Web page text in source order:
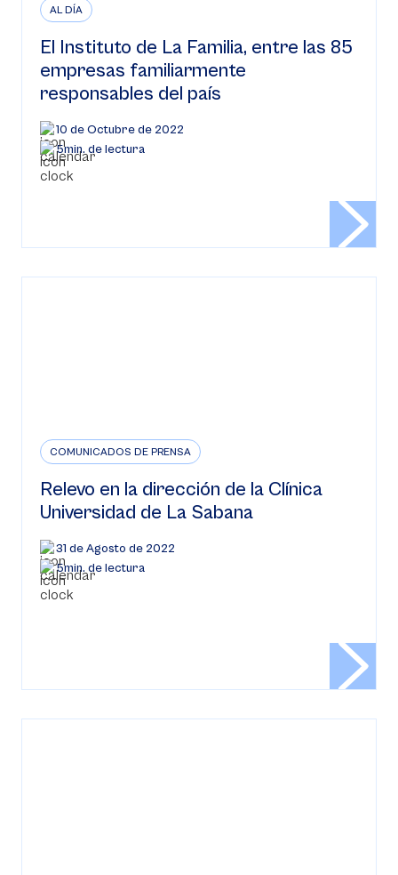
AL DÍA
El Instituto de La Familia, entre las 85
empresas familiarmente
responsables del país
10 de Octubre de 2022
5min. de lectura
COMUNICADOS DE PRENSA
Relevo en la dirección de la Clínica
Universidad de La Sabana
31 de Agosto de 2022
5min. de lectura